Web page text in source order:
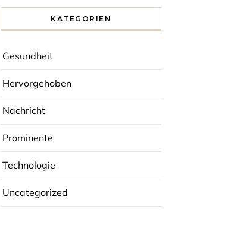
KATEGORIEN
Gesundheit
Hervorgehoben
Nachricht
Prominente
Technologie
Uncategorized